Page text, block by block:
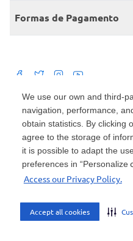
We use our own and third-
navigation, performance,
obtain statistics. By clicking
agree to the storage of
it is possible to adapt the
preferences in “Personalize
Access our Privacy Policy.
Accept all cookies
Consumidor.gov
Produtos Carrefour
Políticas de entregas
Políticas de trocas e
Formas de Pagamento
Mercado: Carrefour Comércio e
nº 420, Empresarial Gato Preto,
45.543.915/0846-95
Drogaria: Carrefour Comercio e
15187, Loja 104/105/106 Bloco A
CEP 04794-000 | CNPJ: 45.543.915/
Envio de documentos
Tamboré, Barueri - SP | CEP 06460-020
atendimento@carrefour.com.br